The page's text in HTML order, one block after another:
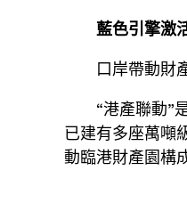
藍色引擎激
口岸帶動財
“港產聯動”
已建有多座萬噸
動臨港財產園構